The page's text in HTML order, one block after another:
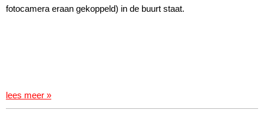
fotocamera eraan gekoppeld) in de buurt staat.
lees meer »